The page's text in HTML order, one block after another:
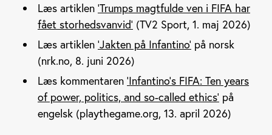
Læs artiklen 'Trumps magtfulde ven i FIFA har
fået storhedsvanvid' (TV2 Sport, 1. maj 2026)
Læs artiklen 'Jakten på Infantino' på norsk
(nrk.no, 8. juni 2026)
Læs kommentaren 'Infantino’s FIFA: Ten years
of power, politics, and so-called ethics' på
engelsk (playthegame.org, 13. april 2026)